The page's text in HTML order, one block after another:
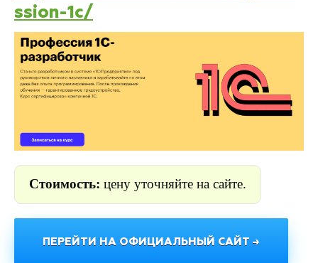
ssion-1c/
Стоимость: цену уточняйте на сайте.
ПЕРЕЙТИ НА ОФИЦИАЛЬНЫЙ САЙТ →